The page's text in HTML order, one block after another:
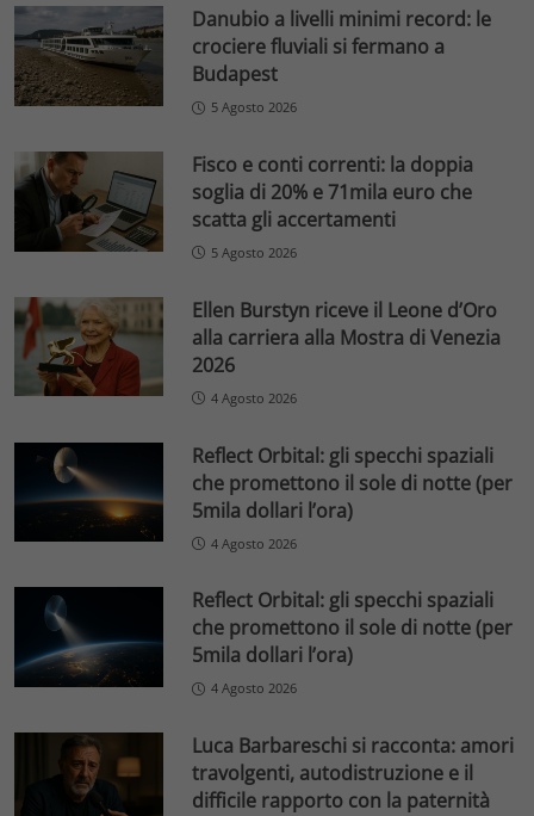
Danubio a livelli minimi record: le
crociere fluviali si fermano a
Budapest
5 Agosto 2026
Fisco e conti correnti: la doppia
soglia di 20% e 71mila euro che
scatta gli accertamenti
5 Agosto 2026
Ellen Burstyn riceve il Leone d’Oro
alla carriera alla Mostra di Venezia
2026
4 Agosto 2026
Reflect Orbital: gli specchi spaziali
che promettono il sole di notte (per
5mila dollari l’ora)
4 Agosto 2026
Reflect Orbital: gli specchi spaziali
che promettono il sole di notte (per
5mila dollari l’ora)
4 Agosto 2026
Luca Barbareschi si racconta: amori
travolgenti, autodistruzione e il
difficile rapporto con la paternità